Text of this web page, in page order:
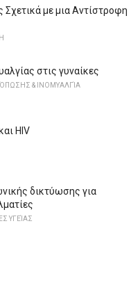
με μια Αντίστροφη
στις γυναίκες
& ΙΝΟΜΥΑΛΓΊΑ
HIV
δικτύωσης για
ΥΓΕΊΑΣ